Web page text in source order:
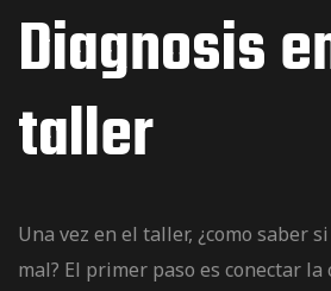
Diagnosis
taller
Una vez en el taller, ¿como saber
mal? El primer paso es conectar